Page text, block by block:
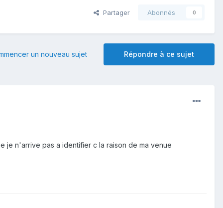
Partager Abonnés 0
Répondre à ce sujet
un nouveau sujet
je n'arrive pas a identifier c la raison de ma venue